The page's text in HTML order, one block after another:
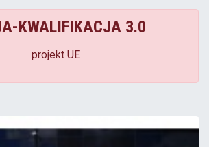
KWALIFIKACJA 3.0
projekt UE